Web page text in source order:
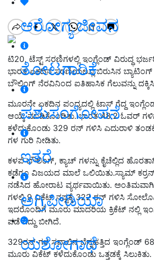
ಆರೋಗ್ಯ ಜೀವನ
ತೋಟಗಾರಿಕೆ
ಪಶುಸಂಗೋಪನೆ
ಇತರೆ
ಅಗ್ರಿಪೀಡಿಯಾ
ಯಶೋಗಾಥೆ
ಟಿ20, ಟೆಸ್ಟ್ ಸರಣಿಗಳಲ್ಲಿ ಇಂಗ್ಲೆಂಡ್ ವಿರುದ್ಧ
ಭಾರತ ಏಕದಿನ ಸರಣಿಯಲ್ಲೂ ಬಿರುಸಿನ
ಬೌಲಿಂಗ್ ನೆರವಿನಿಂದ ಐತಿಹಾಸಿಕ ಗೆಲುವನ್ನು
ಮೂರನೇ ಏಕದಿನ ಪಂದ್ಯದಲ್ಲಿ ಟಾಸ್ ಗೆದ್ದ
ಆಯ್ಕೆ ಮಾಡಿಕೊಂಡಿತು. ಭಾರತ 48.2 ಓವರ್
ಕಳೆದುಕೊಂಡು 329 ರನ್ ಗಳಿಸಿ ಎದುರಾಳಿ
ಗಳ ಗುರಿ ನೀಡಿತು.
ಕಳಪೆ ಬೌಲಿಂಗ್, ಕ್ಯಾಚ್ ಗಳನ್ನು ಕೈಚೆಲ್ಲಿದ
ಕಡೆಗೂ ‌ವಿಜಯದ ಮಾಲೆ ಒಲಿಯಿತು.ಸ್ಯಾಮ್
ನಡೆಸಿದ ಹೋರಾಟ ವ್ಯರ್ಥವಾಯಿತು.
ಗಳಲ್ಲಿ 9 ವಿಕೆಟ್ ನಷ್ಟಕ್ಕೆ 322 ರನ್ ಗಳಿಸಿ
ಇದರೊಂದಿಗೆ ಮೂರು ಮಾದರಿಯ‌ ಕ್ರಿಕೆಟ್ ನಲ್ಲಿ
ಪಡೆ ಗೆದ್ದು ಬೀಗಿದೆ.
329ರನ್ ಗಳ ಸವಾಲಿನ ಬೆನ್ನಹತ್ತಿದ ಇಂಗ್ಲೆಂಡ್ 68
ಮೂರು ವಿಕೆಟ್ ಕಳೆದುಕೊಂಡು ಒತ್ತಡಕ್ಕೆ